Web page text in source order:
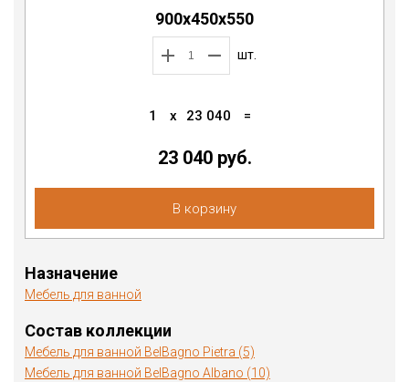
900х450х550
шт.
1 x 23 040 =
23 040 руб.
В корзину
Назначение
Мебель для ванной
Состав коллекции
Мебель для ванной BelBagno Pietra (5)
Мебель для ванной BelBagno Albano (10)